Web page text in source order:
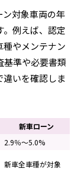
対象車両の年
例えば、認定
やメンテナン
基準や必要書類
いを確認しま
新車ローン
2.9％～5.0%
新車全車種が対象